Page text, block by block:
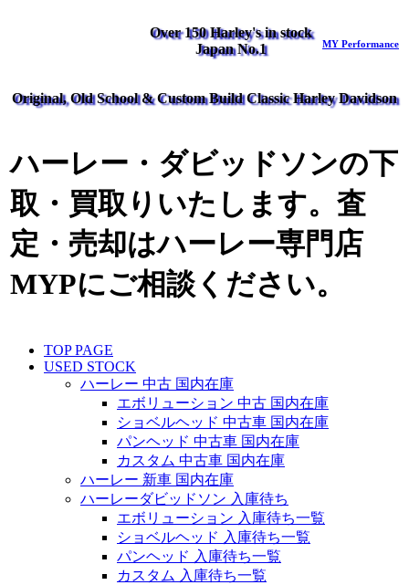
Over 150 Harley's in stock
Japan No.1
MY Performance
Original, Old School & Custom Build Classic Harley Davidson
ハーレー・ダビッドソンの下
取・買取りいたします。査
定・売却はハーレー専門店
MYPにご相談ください。
TOP PAGE
USED STOCK
ハーレー 中古 国内在庫
エボリューション 中古 国内在庫
ショベルヘッド 中古車 国内在庫
パンヘッド 中古車 国内在庫
カスタム 中古車 国内在庫
ハーレー 新車 国内在庫
ハーレーダビッドソン 入庫待ち
エボリューション 入庫待ち一覧
ショベルヘッド 入庫待ち一覧
パンヘッド 入庫待ち一覧
カスタム 入庫待ち一覧